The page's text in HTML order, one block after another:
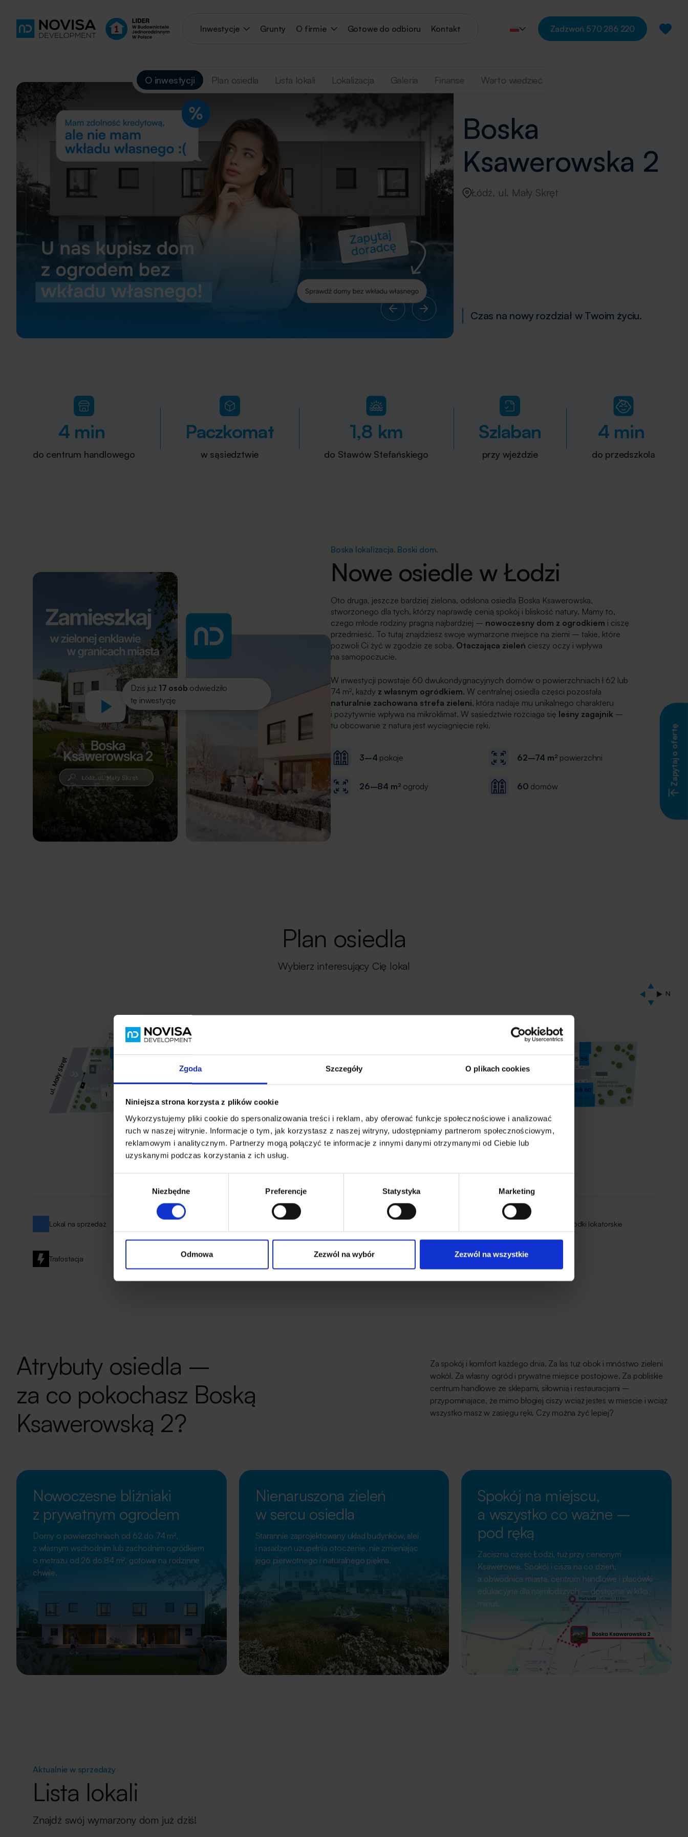
Zgoda Szczegóły O plikach cookies
Niniejsza strona korzysta z plików cookie
Wykorzystujemy pliki cookie do spersonalizowania treści i reklam, aby oferować funkcje społecznościowe i analizować
ruch w naszej witrynie. Informacje o tym, jak korzystasz z naszej witryny, udostępniamy partnerom społecznościowym,
reklamowym i analitycznym. Partnerzy mogą połączyć te informacje z innymi danymi otrzymanymi od Ciebie lub
uzyskanymi podczas korzystania z ich usług.
Niezbędne Preferencje Statystyka Marketing
Odmowa Zezwól na wybór Zezwól na wszystkie
Inwestycje Grunty O firmie Gotowe do odbioru Kontakt Zadzwoń 570 286 220
Boska
Ksawerowska 2
Łódź, ul. Mały Skręt
Czas na nowy rozdział w Twoim życiu.
4 min
do centrum handlowego
Paczkomat
w sąsiedztwie
1,8 km
do Stawów Stefańskiego
Szlaban
przy wjeździe
4 min
do przedszkola
Dziś już 17 osób odwiedziło
tę inwestycję
Boska lokalizacja. Boski dom.
Nowe osiedle w Łodzi
Oto druga, jeszcze bardziej zielona, odsłona osiedla Boska Ksawerowska,
stworzonego dla tych, którzy naprawdę cenią spokój i bliskość natury. Mamy to,
czego młode rodziny pragną najbardziej – nowoczesny dom z ogrodkiem i ciszę
przedmieść. To tutaj znajdziesz swoje wymarzone miejsce na ziemi – takie, które
pozwoli Ci żyć w zgodzie ze sobą. Otaczająca zieleń cieszy oczy i wpływa
na samopoczucie.
W inwestycji powstaje 60 dwukondygnacyjnych domów o powierzchniach ł 62 lub
74 m², każdy z własnym ogródkiem. W centralnej osiedla części pozostała
naturalnie zachowana strefa zieleni, która nadaje mu unikalnego charakteru
i pozytywnie wpływa na mikroklimat. W sąsiedztwie rozciąga się leśny zagajnik –
tu obcowanie z naturą jest wyciągnięcie ręki.
3–4 pokoje 62–74 m² powierzchni
26–84 m² ogrody 60 domów
Plan osiedla
Wybierz interesujący Cię lokal
Lokal na sprzedaż Ogródki lokatorskie
Trafostacja Szlaban
Atrybuty osiedla –
za co pokochasz Boską
Ksawerowską 2?
Za spokój i komfort każdego dnia. Za las tuż obok i mnóstwo zieleni
wokół. Za własny ogród i prywatne miejsce postojowe. Za pobliskie
centrum handlowe ze sklepami, siłownią i restauracjami –
przypominające, że mimo błogiej ciszy wciąż jesteś w mieście i wciąż
wszystko masz w zasięgu ręki. Czy można żyć lepiej?
Nowoczesne bliźniaki
z prywatnym ogrodem
Domy o powierzchniach od 62 do 74 m²,
z własnym wschodnim lub zachodnim ogródkiem
o metrażu od 26 do 84 m², gotowe na rodzinne
chwile.
Nienaruszona zieleń
w sercu osiedla
Starannie zaprojektowany układ budynków, alei
i nasadzeń uzupełnia otoczenie, nie zmieniając
jego pierwotnego i naturalnego piękna.
Spokój na miejscu,
a wszystko co ważne –
pod ręką
Zaciszna część Łodzi, tuż przy cenionym
Ksawerowie. Spokój i cisza na co dzień,
a obwodnica miasta, centrum handlowe i placówki
edukacyjne dla najmłodszych – dostępne w kilka
minut.
Aktualnie w sprzedaży
Lista lokali
Znajdź swój wymarzony dom już dziś!
O inwestycji Plan osiedla Lista lokali Lokalizacja Galeria Finanse Warto wiedzieć
Zapytaj o ofertę